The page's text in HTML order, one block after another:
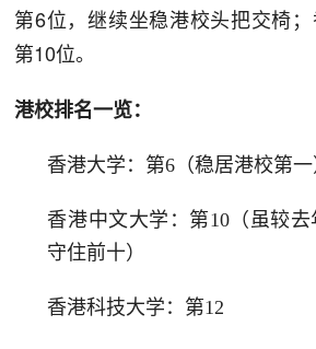
第6位，继续坐稳港校头把交椅
第10位。
港校排名一览：
香港大学：第6（稳居港校第一
香港中文大学：第10（虽较
守住前十）
香港科技大学：第12